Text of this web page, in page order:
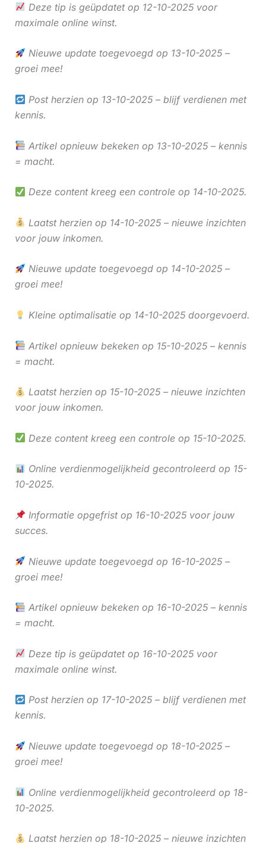
Deze tip is geüpdatet op 12-10-2025 voor
maximale online winst.
Nieuwe update toegevoegd op 13-10-2025 –
groei mee!
Post herzien op 13-10-2025 – blijf verdienen met
kennis.
Artikel opnieuw bekeken op 13-10-2025 – kennis
= macht.
Deze content kreeg een controle op 14-10-2025.
Laatst herzien op 14-10-2025 – nieuwe inzichten
voor jouw inkomen.
Nieuwe update toegevoegd op 14-10-2025 –
groei mee!
Kleine optimalisatie op 14-10-2025 doorgevoerd.
Artikel opnieuw bekeken op 15-10-2025 – kennis
= macht.
Laatst herzien op 15-10-2025 – nieuwe inzichten
voor jouw inkomen.
Deze content kreeg een controle op 15-10-2025.
Online verdienmogelijkheid gecontroleerd op 15-
10-2025.
Informatie opgefrist op 16-10-2025 voor jouw
succes.
Nieuwe update toegevoegd op 16-10-2025 –
groei mee!
Artikel opnieuw bekeken op 16-10-2025 – kennis
= macht.
Deze tip is geüpdatet op 16-10-2025 voor
maximale online winst.
Post herzien op 17-10-2025 – blijf verdienen met
kennis.
Nieuwe update toegevoegd op 18-10-2025 –
groei mee!
Online verdienmogelijkheid gecontroleerd op 18-
10-2025.
Laatst herzien op 18-10-2025 – nieuwe inzichten